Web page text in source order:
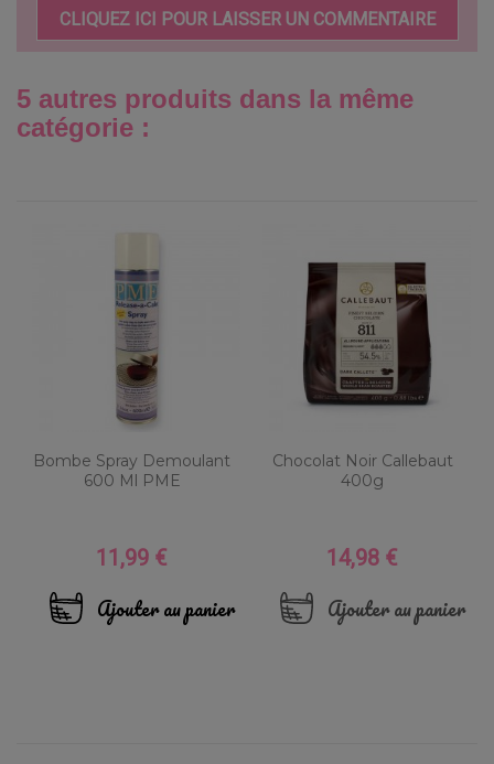
CLIQUEZ ICI POUR LAISSER UN COMMENTAIRE
5 autres produits dans la même
catégorie :
Bombe Spray Demoulant
600 Ml PME
Prix
11,99 €
Ajouter au panier
Chocolat Noir Callebaut
400g
Prix
14,98 €
Ajouter au panier